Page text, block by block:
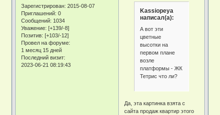
Зарегистрирован: 2015-08-07
Приглашений: 0
Сообщений: 1034
Уважение: [+139/-8]
Позитив: [+103/-12]
Провел на форуме:
1 месяц 15 дней
Последний визит:
2023-06-21 08:19:43
Kassiopeya
написал(а):
А вот эти
цветные
высотки на
первом плане
возле
платформы - ЖК
Тетрис что ли?
Да, эта картинка взята с
сайта продаж квартир этого